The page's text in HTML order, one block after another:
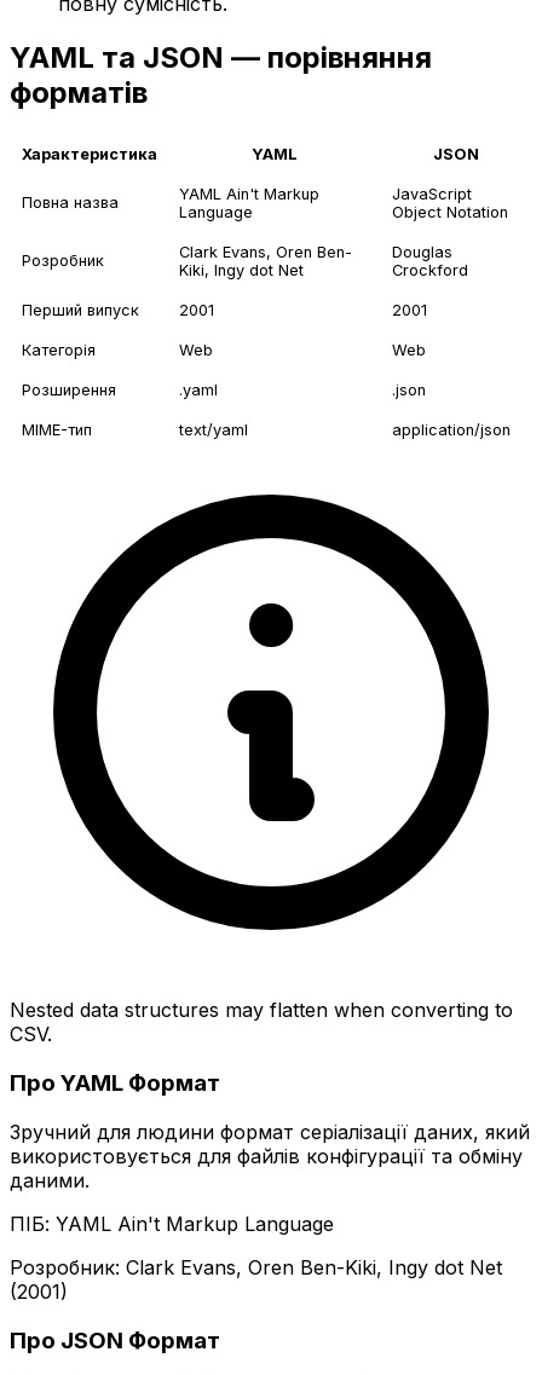
YAML та JSON — порівняння
форматів
Характеристика YAML JSON
Повна назва
YAML Ain't Markup
Language
JavaScript
Object Notation
Розробник
Clark Evans, Oren Ben-
Kiki, Ingy dot Net
Douglas
Crockford
Перший випуск 2001 2001
Категорія Web Web
Розширення .yaml .json
MIME-тип text/yaml application/json
Nested data structures may flatten when converting to
CSV.
Про YAML Формат
Зручний для людини формат серіалізації даних, який
використовується для файлів конфігурації та обміну
даними.
ПІБ: YAML Ain't Markup Language
Розробник: Clark Evans, Oren Ben-Kiki, Ingy dot Net
(2001)
Про JSON Формат